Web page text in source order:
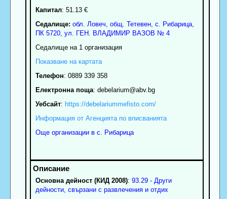
Капитал: 51.13 €
Седалище: обл. Ловеч общ. Тетевен, с. Рибарица,
ПК 5720, ул. ГЕН. ВЛАДИМИР ВАЗОВ № 4
Седалище на 1 организация
Показване на картата
Телефон: 0889 339 358
Електронна поща: debelarium@abv.bg
Уебсайт: https://debelariummefisto.com/
Информация от Агенцията по вписванията
Още организации в с. Рибарица
Основна дейност (КИД 2008): 93.29 - Други
дейности, свързани с развлечения и отдих